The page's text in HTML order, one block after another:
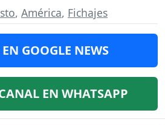
, América, Fichajes
GOOGLE NEWS
EN WHATSAPP